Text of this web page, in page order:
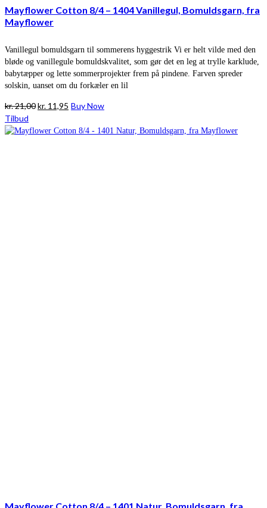
Mayflower Cotton 8/4 – 1404 Vanillegul, Bomuldsgarn, fra
Mayflower
Vanillegul bomuldsgarn til sommerens hyggestrik Vi er helt vilde med den
bløde og vanillegule bomuldskvalitet, som gør det en leg at trylle karklude,
babytæpper og lette sommerprojekter frem på pindene. Farven spreder
solskin, uanset om du forkæler en lil
kr.21,00Den
pris
kr. 11,95 Den
pris
Buy Now
Tilbud
Mayflower Cotton 8/4 – 1401 Natur, Bomuldsgarn, fra